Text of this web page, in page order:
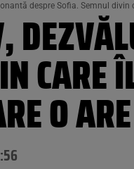
despre Sofia. Semnul
CARE
O